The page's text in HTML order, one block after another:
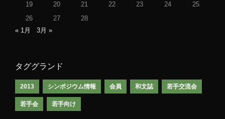
19
20 21 22 23 24
25
26
27
28
« 1月
3月 »
タググランド
2013 シンポジウム情報 会員 和文誌 若手交流会
若手会 若手向け